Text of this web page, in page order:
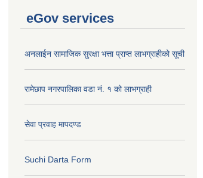
eGov services
अनलाईन सामाजिक सुरक्षा भत्ता प्राप्त लाभग्राहीको सूची
रामेछाप नगरपालिका वडा नं. १ को लाभग्राही
सेवा प्रवाह मापदण्ड
Suchi Darta Form